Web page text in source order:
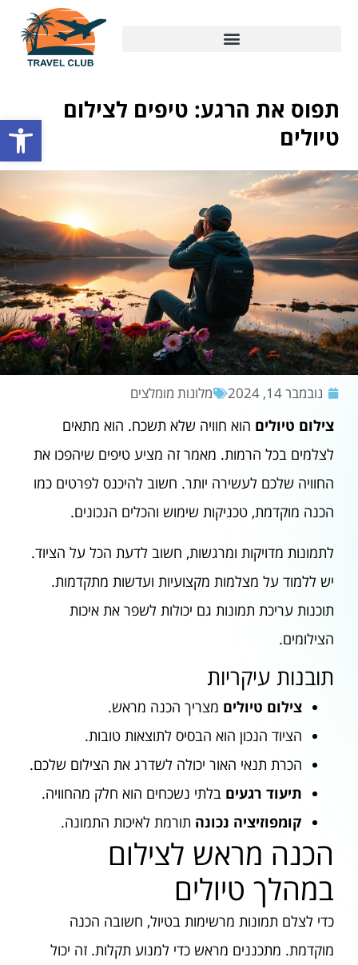
פתח
תפוס את הרגע: טיפים לצילום
טיולים
נובמבר 14, 2024 מלונות מומלצים
צילום טיולים הוא חוויה שלא תשכח. הוא מתאים
לצלמים בכל הרמות. מאמר זה מציע טיפים שיהפכו את
החוויה שלכם לעשירה יותר. חשוב להיכנס לפרטים כמו
הכנה מוקדמת, טכניקות שימוש והכלים הנכונים.
לתמונות מדויקות ומרגשות, חשוב לדעת הכל על הציוד.
יש ללמוד על מצלמות מקצועיות ועדשות מתקדמות.
תוכנות עריכת תמונות גם יכולות לשפר את איכות
הצילומים.
תובנות עיקריות
צילום טיולים מצריך הכנה מראש.
הציוד הנכון הוא הבסיס לתוצאות טובות.
הכרת תנאי האור יכולה לשדרג את הצילום שלכם.
תיעוד רגעים בלתי נשכחים הוא חלק מהחוויה.
קומפוזיציה נכונה תורמת לאיכות התמונה.
הכנה מראש לצילום
במהלך טיולים
כדי לצלם תמונות מרשימות בטיול, חשובה הכנה
מוקדמת. מתכננים מראש כדי למנוע תקלות. זה יכול